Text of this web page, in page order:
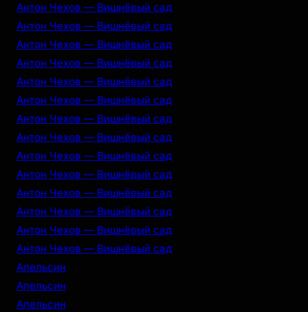
Антон Чехов — Вишнёвый сад
Антон Чехов — Вишнёвый сад
Антон Чехов — Вишнёвый сад
Антон Чехов — Вишнёвый сад
Антон Чехов — Вишнёвый сад
Антон Чехов — Вишнёвый сад
Антон Чехов — Вишнёвый сад
Антон Чехов — Вишнёвый сад
Антон Чехов — Вишнёвый сад
Антон Чехов — Вишнёвый сад
Антон Чехов — Вишнёвый сад
Антон Чехов — Вишнёвый сад
Антон Чехов — Вишнёвый сад
Антон Чехов — Вишнёвый сад
Апельсин
Апельсин
Апельсин